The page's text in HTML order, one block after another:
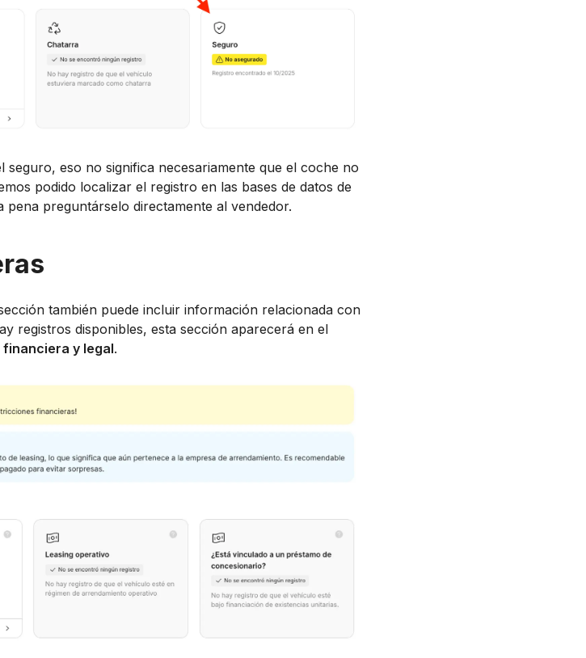
eso no significa necesariamente que el coche no
podido localizar el registro en las bases de datos de
preguntárselo directamente al vendedor.
también puede incluir información relacionada con
registros disponibles, esta sección aparecerá en el
y legal.